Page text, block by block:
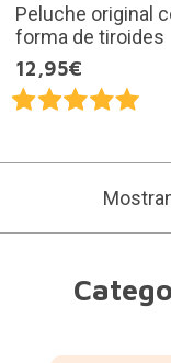
Peluche original
forma de tiroides
12,95€